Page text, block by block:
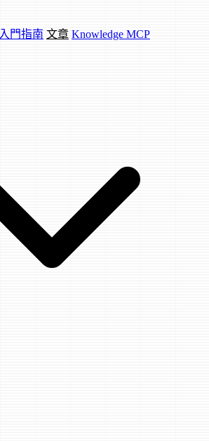
入門指南 文章 Knowledge MCP